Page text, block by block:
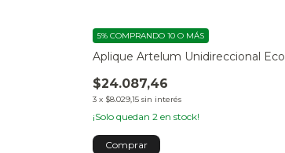
Aplique Artelum Unidireccional Eco
$24.087,46
3 x $8.029,15 sin interés
5% COMPRANDO 10 O MÁS
¡Solo quedan 2 en stock!